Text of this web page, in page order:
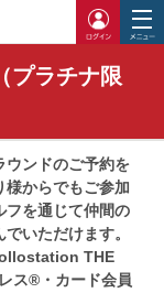
ログイ
プラチナ限
ウンドのご予約を
様からでもご参加
フを通じて仲間の
いただけます。
THE
ス®・カード会員